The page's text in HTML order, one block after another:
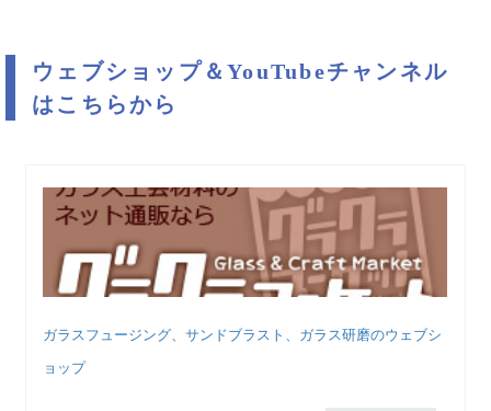
ウェブショップ＆YouTubeチャンネル
はこちらから
ガラスフュージング、サンドブラスト、ガラス研磨のウェブシ
ョップ